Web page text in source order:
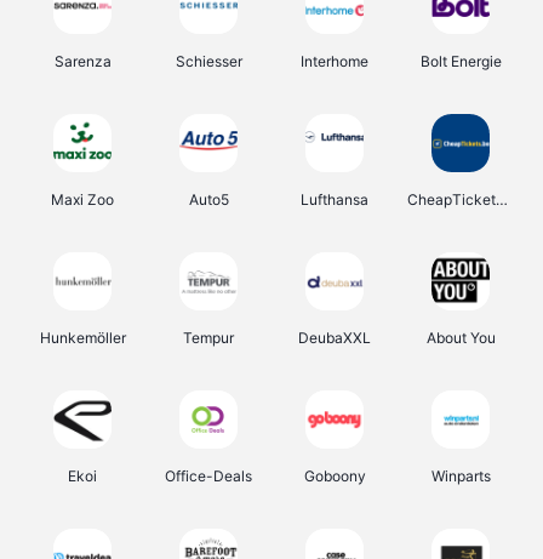
Sarenza Schiesser Interhome Bolt Energie
Maxi Zoo Auto5 Lufthansa CheapTickets.be
Hunkemöller Tempur DeubaXXL About You
Ekoi Office-Deals Goboony Winparts